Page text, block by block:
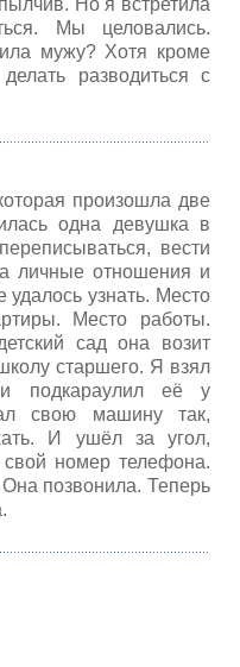
Мы целовались.
мужу? Хотя кроме
разводиться с
произошла две
одна девушка в
вести
личные отношения и
узнать. Место
Место работы.
сад она возит
старшего. Я взял
и подкараулил её у
свою машину так,
И ушёл за угол,
номер телефона.
позвонила. Теперь